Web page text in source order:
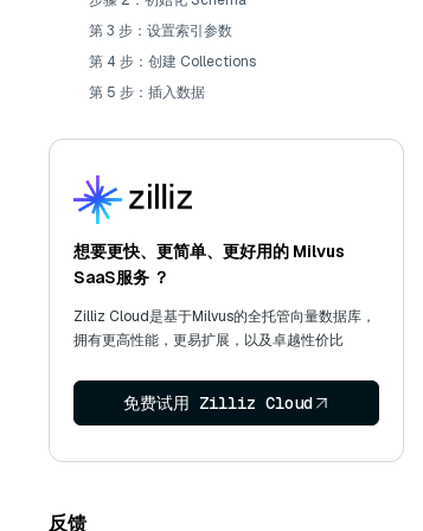
第 3 步：设置索引参数
第 4 步：创建 Collections
第 5 步：插入数据
想要更快、更简单、更好用的 Milvus
SaaS服务 ？
Zilliz Cloud是基于Milvus的全托管向量数据库，
拥有更高性能，更易扩展，以及卓越性价比
免费试用 Zilliz Cloud
反馈